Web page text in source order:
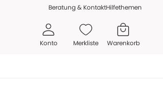
Beratung & KontaktHilfethemen
Konto Merkliste Warenkorb